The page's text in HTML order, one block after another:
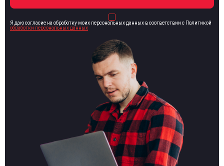
Я даю согласие на обработку моих персональных данных в соответствии с Политикой
обработки персональных данных